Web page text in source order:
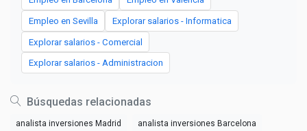
Empleo en Sevilla Explorar salarios - Informatica
Explorar salarios - Comercial
Explorar salarios - Administracion
Búsquedas relacionadas
analista inversiones Madrid analista inversiones Barcelona